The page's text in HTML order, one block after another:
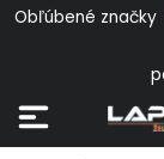
Obľúbené značky